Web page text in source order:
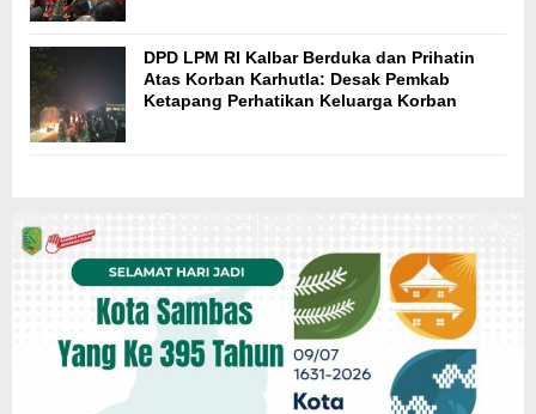
DPD LPM RI Kalbar Berduka dan Prihatin
Atas Korban Karhutla: Desak Pemkab
Ketapang Perhatikan Keluarga Korban